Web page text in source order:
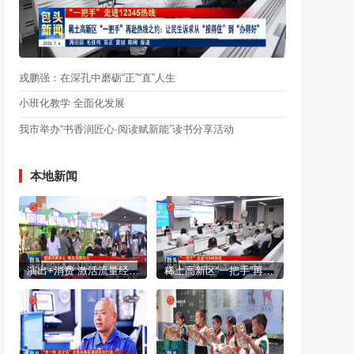
戎鹏强：在深孔中磨砺“正”“直”人生
小班化教学 全面化发展
我市举办“书香润匠心·阅读赋新能”读书分享活动
本地新闻
演出+消费 激活流量经济新动能 稀土高新区“一把手”再赴热线之约：让民生诉求从“接得住”到“办得好”